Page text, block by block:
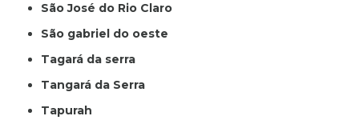
São José do Rio Claro
São gabriel do oeste
Tagará da serra
Tangará da Serra
Tapurah